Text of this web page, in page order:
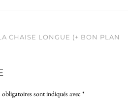
CHAISE LONGUE (+ BON PLAN
sont indiqués avec *